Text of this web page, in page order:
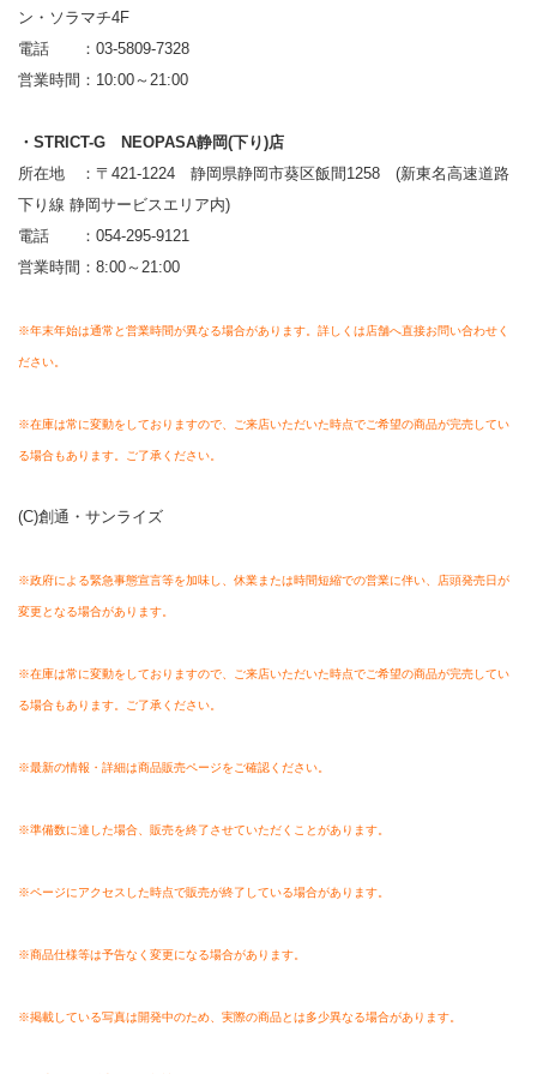
ン・ソラマチ4F
電話 ：03-5809-7328
営業時間：10:00～21:00
・STRICT-G NEOPASA静岡(下り)店
所在地 ：〒421-1224 静岡県静岡市葵区飯間1258 (新東名高速道路
下り線 静岡サービスエリア内)
電話 ：054-295-9121
営業時間：8:00～21:00
※年末年始は通常と営業時間が異なる場合があります。詳しくは店舗へ直接お問い合わせく
ださい。
※在庫は常に変動をしておりますので、ご来店いただいた時点でご希望の商品が完売してい
る場合もあります。ご了承ください。
(C)創通・サンライズ
※政府による緊急事態宣言等を加味し、休業または時間短縮での営業に伴い、店頭発売日が
変更となる場合があります。
※在庫は常に変動をしておりますので、ご来店いただいた時点でご希望の商品が完売してい
る場合もあります。ご了承ください。
※最新の情報・詳細は商品販売ページをご確認ください。
※準備数に達した場合、販売を終了させていただくことがあります。
※ページにアクセスした時点で販売が終了している場合があります。
※商品仕様等は予告なく変更になる場合があります。
※掲載している写真は開発中のため、実際の商品とは多少異なる場合があります。